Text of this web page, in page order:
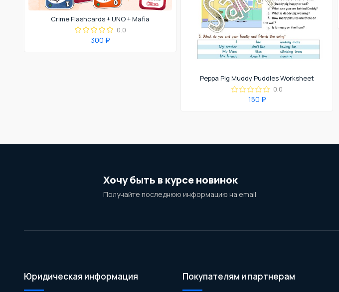
Crime Flashcards + UNO + Mafia
0.0
300 ₽
Peppa Pig Muddy Puddles Worksheet
0.0
150 ₽
Хочу быть в курсе новинок
Получайте последнюю информацию на email
Юридическая информация Покупателям и партнерам